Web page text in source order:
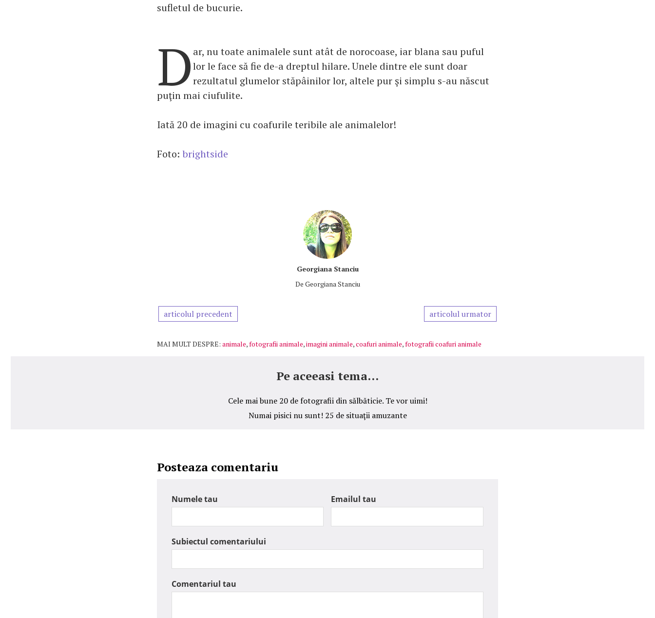
sufletul de bucurie.
D ar, nu toate animalele sunt atât de norocoase, iar blana sau puful
lor le face să fie de-a dreptul hilare. Unele dintre ele sunt doar
rezultatul glumelor stăpâinilor lor, altele pur şi simplu s-au născut
puţin mai ciufulite.
Iată 20 de imagini cu coafurile teribile ale animalelor!
Foto: brightside
Georgiana Stanciu
De Georgiana Stanciu
articolul precedent articolul urmator
MAI MULT DESPRE: animale,fotografii animale,imagini animale,coafuri animale,fotografii coafuri animale
Pe aceeasi tema...
Cele mai bune 20 de fotografii din sălbăticie. Te vor uimi!
Numai pisici nu sunt! 25 de situaţii amuzante
Posteaza comentariu
Numele tau Emailul tau
Subiectul comentariului
Comentariul tau